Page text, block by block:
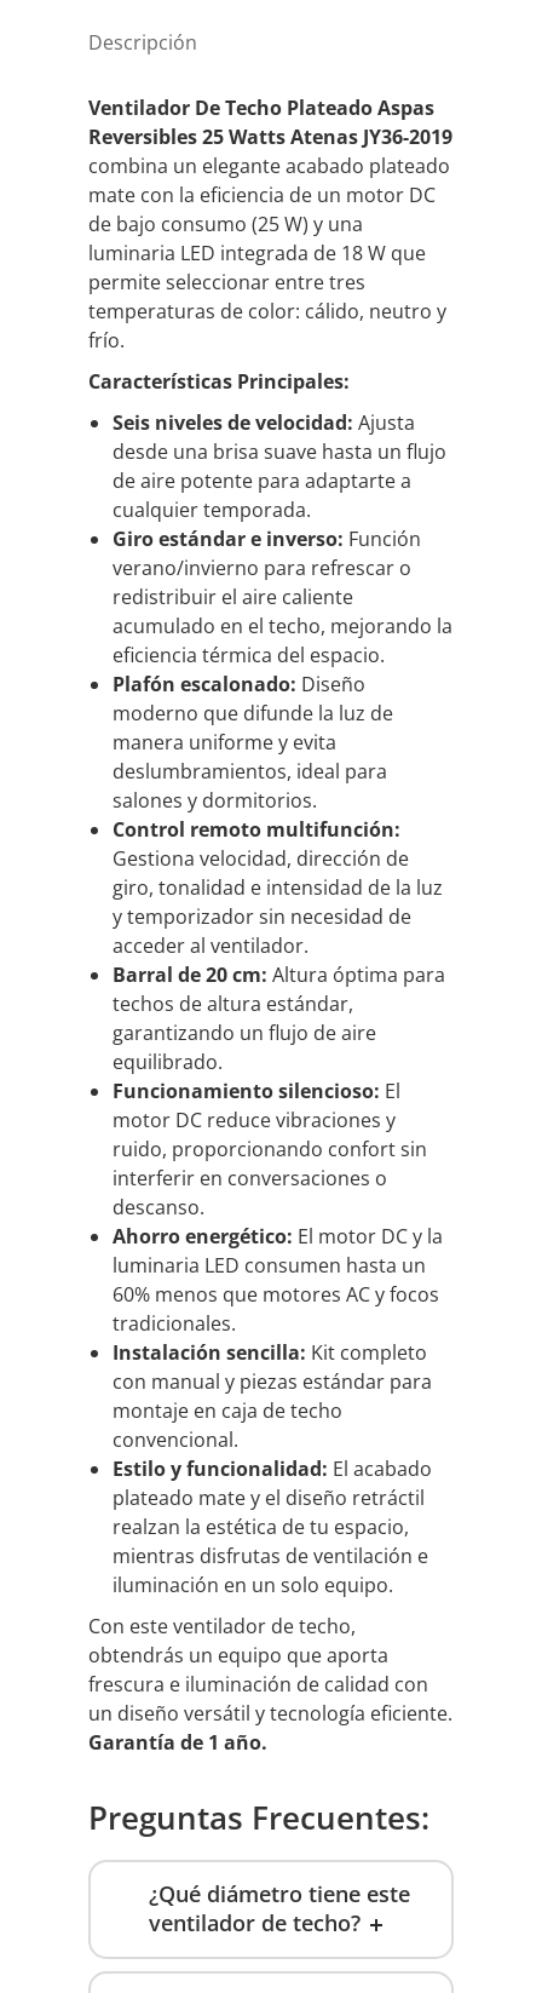
Descripción
Ventilador De Techo Plateado Aspas
Reversibles 25 Watts Atenas JY36-2019
combina un elegante acabado plateado
mate con la eficiencia de un motor DC
de bajo consumo (25 W) y una
luminaria LED integrada de 18 W que
permite seleccionar entre tres
temperaturas de color: cálido, neutro y
frío.
Características Principales:
Seis niveles de velocidad: Ajusta
desde una brisa suave hasta un flujo
de aire potente para adaptarte a
cualquier temporada.
Giro estándar e inverso: Función
verano/invierno para refrescar o
redistribuir el aire caliente
acumulado en el techo, mejorando la
eficiencia térmica del espacio.
Plafón escalonado: Diseño
moderno que difunde la luz de
manera uniforme y evita
deslumbramientos, ideal para
salones y dormitorios.
Control remoto multifunción:
Gestiona velocidad, dirección de
giro, tonalidad e intensidad de la luz
y temporizador sin necesidad de
acceder al ventilador.
Barral de 20 cm: Altura óptima para
techos de altura estándar,
garantizando un flujo de aire
equilibrado.
Funcionamiento silencioso: El
motor DC reduce vibraciones y
ruido, proporcionando confort sin
interferir en conversaciones o
descanso.
Ahorro energético: El motor DC y la
luminaria LED consumen hasta un
60% menos que motores AC y focos
tradicionales.
Instalación sencilla: Kit completo
con manual y piezas estándar para
montaje en caja de techo
convencional.
Estilo y funcionalidad: El acabado
plateado mate y el diseño retráctil
realzan la estética de tu espacio,
mientras disfrutas de ventilación e
iluminación en un solo equipo.
Con este ventilador de techo,
obtendrás un equipo que aporta
frescura e iluminación de calidad con
un diseño versátil y tecnología eficiente.
Garantía de 1 año.
Preguntas Frecuentes:
¿Qué diámetro tiene este
ventilador de techo?